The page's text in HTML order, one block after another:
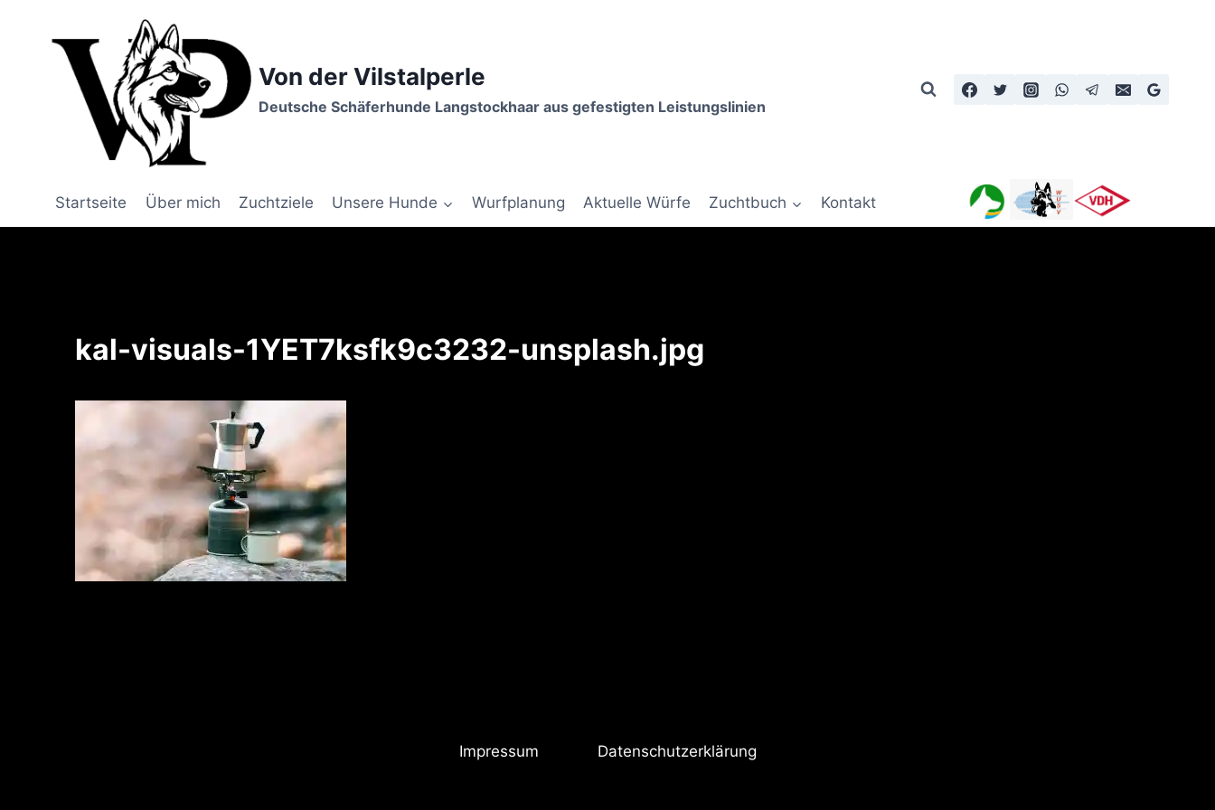
Von der Vilstalperle
Deutsche Schäferhunde Langstockhaar aus gefestigten Leistungslinien
Startseite Über mich Zuchtziele Unsere Hunde Wurfplanung Aktuelle Würfe Zuchtbuch Kontakt
kal-visuals-1YET7ksfk9c3232-unsplash.jpg
Impressum Datenschutzerklärung